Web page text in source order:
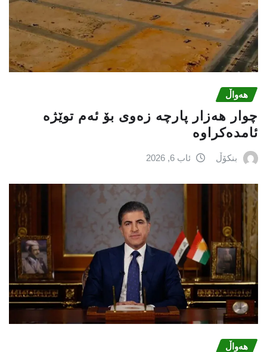
هەواڵ
چوار هەزار پارچە زەوی بۆ ئەم توێژە
ئامدەکراوە
بنکۆڵ ئاب 6, 2026
هەواڵ